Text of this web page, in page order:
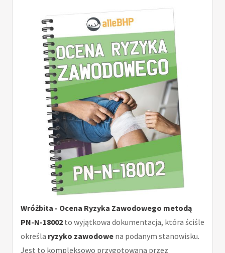
Wróżbita - Ocena Ryzyka Zawodowego metodą
PN-N-18002 to wyjątkowa dokumentacja, która ściśle
określa ryzyko zawodowe na podanym stanowisku.
Jest to kompleksowo przygotowana przez